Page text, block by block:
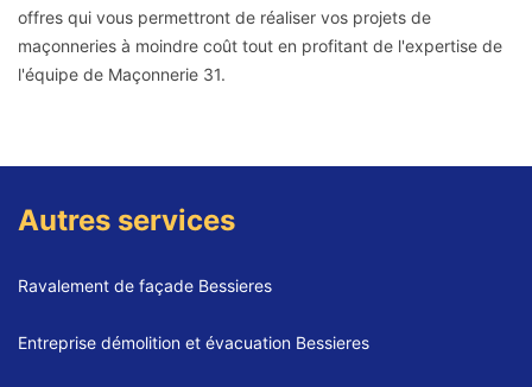
offres qui vous permettront de réaliser vos projets de
maçonneries à moindre coût tout en profitant de l'expertise de
l'équipe de Maçonnerie 31.
Autres services
Ravalement de façade Bessieres
Entreprise démolition et évacuation Bessieres